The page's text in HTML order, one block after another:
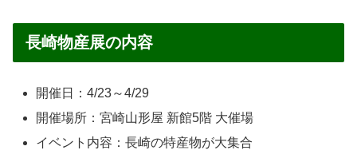
長崎物産展の内容
開催日：4/23～4/29
開催場所：宮崎山形屋 新館5階 大催場
イベント内容：長崎の特産物が大集合